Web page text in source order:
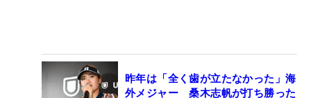
昨年は「全く歯が立たなかった」海
外メジャー 桑木志帆が打ち勝った